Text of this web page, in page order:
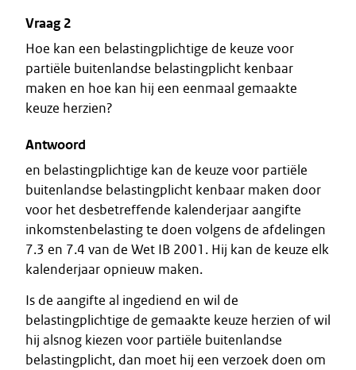
Vraag 2
Hoe kan een belastingplichtige de keuze voor
partiële buitenlandse belastingplicht kenbaar
maken en hoe kan hij een eenmaal gemaakte
keuze herzien?
Antwoord
en belastingplichtige kan de keuze voor partiële
buitenlandse belastingplicht kenbaar maken door
voor het desbetreffende kalenderjaar aangifte
inkomstenbelasting te doen volgens de afdelingen
7.3 en 7.4 van de Wet IB 2001. Hij kan de keuze elk
kalenderjaar opnieuw maken.
Is de aangifte al ingediend en wil de
belastingplichtige de gemaakte keuze herzien of wil
hij alsnog kiezen voor partiële buitenlandse
belastingplicht, dan moet hij een verzoek doen om